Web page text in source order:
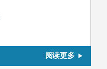
阅读更多